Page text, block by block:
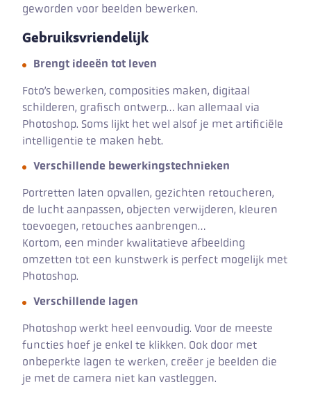
geworden voor beelden bewerken.
Gebruiksvriendelijk
Brengt ideeën tot leven
Foto’s bewerken, composities maken, digitaal
schilderen, grafisch ontwerp… kan allemaal via
Photoshop. Soms lijkt het wel alsof je met artificiële
intelligentie te maken hebt.
Verschillende bewerkingstechnieken
Portretten laten opvallen, gezichten retoucheren,
de lucht aanpassen, objecten verwijderen, kleuren
toevoegen, retouches aanbrengen…
Kortom, een minder kwalitatieve afbeelding
omzetten tot een kunstwerk is perfect mogelijk met
Photoshop.
Verschillende lagen
Photoshop werkt heel eenvoudig. Voor de meeste
functies hoef je enkel te klikken. Ook door met
onbeperkte lagen te werken, creëer je beelden die
je met de camera niet kan vastleggen.